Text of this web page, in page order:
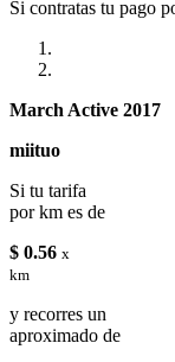
Si contratas tu pago
March Active 2017
miituo
Si tu tarifa
por km es de
$ 0.56 x
km
y recorres un
aproximado de